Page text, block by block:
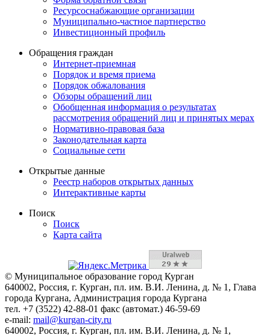
Ресурсоснабжающие организации
Муниципально-частное партнерство
Инвестиционный профиль
Обращения граждан
Интернет-приемная
Порядок и время приема
Порядок обжалования
Обзоры обращений лиц
Обобщенная информация о результатах
рассмотрения обращений лиц и принятых мерах
Нормативно-правовая база
Законодательная карта
Социальные сети
Открытые данные
Реестр наборов открытых данных
Интерактивные карты
Поиск
Поиск
Карта сайта
© Муниципальное образование город Курган
640002, Россия, г. Курган, пл. им. В.И. Ленина, д. № 1, Глава
города Кургана, Администрация города Кургана
тел. +7 (3522) 42-88-01 факс (автомат.) 46-59-69
e-mail: mail@kurgan-city.ru
640002, Россия, г. Курган, пл. им. В.И. Ленина, д. № 1,